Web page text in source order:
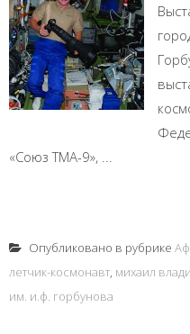
«Союз ТМА-9», ...
Опубликовано в рубрике
летчик-космонавт, михаил
им. и.ф. горбунова